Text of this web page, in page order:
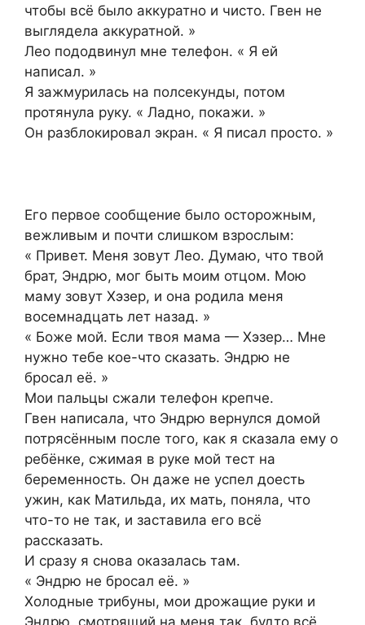
чтобы всё было аккуратно и чисто. Гвен не
выглядела аккуратной. »
Лео пододвинул мне телефон. « Я ей
написал. »
Я зажмурилась на полсекунды, потом
протянула руку. « Ладно, покажи. »
Он разблокировал экран. « Я писал просто. »
Его первое сообщение было осторожным,
вежливым и почти слишком взрослым:
« Привет. Меня зовут Лео. Думаю, что твой
брат, Эндрю, мог быть моим отцом. Мою
маму зовут Хэзер, и она родила меня
восемнадцать лет назад. »
« Боже мой. Если твоя мама — Хэзер… Мне
нужно тебе кое-что сказать. Эндрю не
бросал её. »
Мои пальцы сжали телефон крепче.
Гвен написала, что Эндрю вернулся домой
потрясённым после того, как я сказала ему о
ребёнке, сжимая в руке мой тест на
беременность. Он даже не успел доесть
ужин, как Матильда, их мать, поняла, что
что-то не так, и заставила его всё
рассказать.
И сразу я снова оказалась там.
« Эндрю не бросал её. »
Холодные трибуны, мои дрожащие руки и